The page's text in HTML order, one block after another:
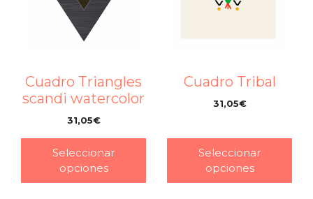
Cuadro Triangles
scandi watercolor
31,05€
Seleccionar
opciones
Cuadro Tribal
31,05€
Seleccionar
opciones